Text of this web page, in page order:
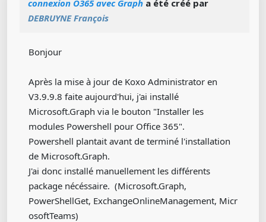
connexion O365 avec Graph a été créé par
DEBRUYNE François
Bonjour
Après la mise à jour de Koxo Administrator en
V3.9.9.8 faite aujourd'hui, j'ai installé
Microsoft.Graph via le bouton "Installer les
modules Powershell pour Office 365".
Powershell plantait avant de terminé l'installation
de Microsoft.Graph.
J'ai donc installé manuellement les différents
package nécéssaire. (Microsoft.Graph,
PowerShellGet, ExchangeOnlineManagement, Micr
osoftTeams)